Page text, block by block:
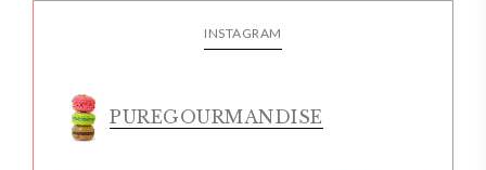
INSTAGRAM
PUREGOURMANDISE